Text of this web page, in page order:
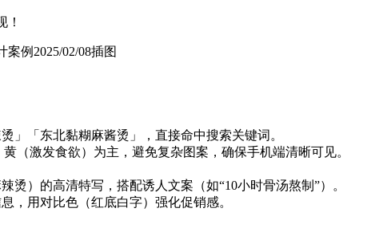
！
」「东北黏糊麻酱烫」，直接命中搜索关键词。
（激发食欲）为主，避免复杂图案，确保手机端清晰可见。
烫）的高清特写，搭配诱人文案（如“10小时骨汤熬制”）。
，用对比色（红底白字）强化促销感。